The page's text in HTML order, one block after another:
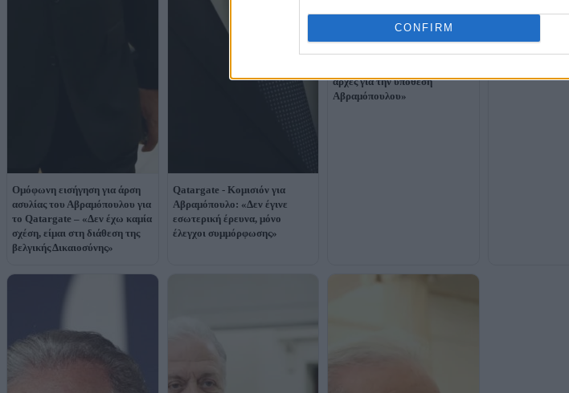
CONFIRM
Ομόφωνη εισήγηση για άρση
ασυλίας του Αβραμόπουλου για
το Qatargate – «Δεν έχω καμία
σχέση, είμαι στη διάθεση της
βελγικής Δικαιοσύνης»
Qatargate - Κομισιόν για
Αβραμόπουλο: «Δεν έγινε
εσωτερική έρευνα, μόνο
έλεγχοι συμμόρφωσης»
Σχοινάς: «Δεν είχα καμία
αρχές για την υπόθεση
Αβραμόπουλου»
Μαρινάκης για
οφείλεις να